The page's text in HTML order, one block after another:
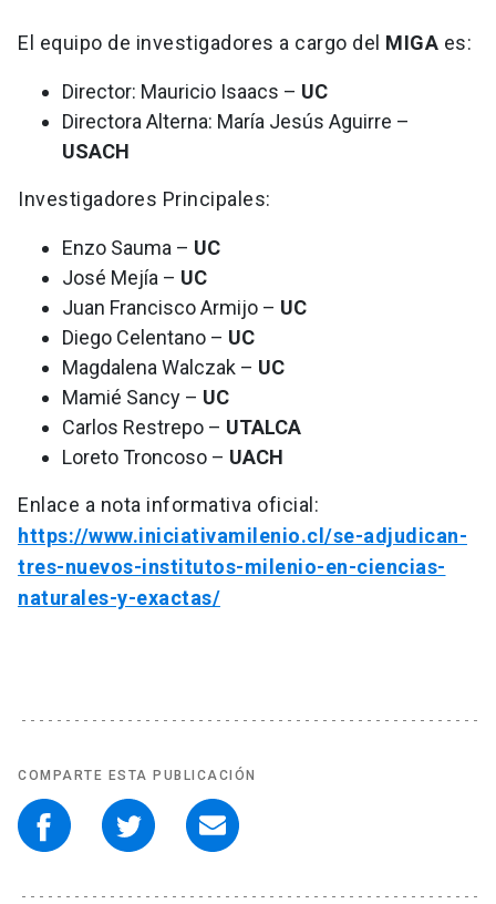
El equipo de investigadores a cargo del MIGA es:
Director: Mauricio Isaacs – UC
Directora Alterna: María Jesús Aguirre –
USACH
Investigadores Principales:
Enzo Sauma – UC
José Mejía – UC
Juan Francisco Armijo – UC
Diego Celentano – UC
Magdalena Walczak – UC
Mamié Sancy – UC
Carlos Restrepo – UTALCA
Loreto Troncoso – UACH
Enlace a nota informativa oficial:
https://www.iniciativamilenio.cl/se-adjudican-
tres-nuevos-institutos-milenio-en-ciencias-
naturales-y-exactas/
COMPARTE ESTA PUBLICACIÓN